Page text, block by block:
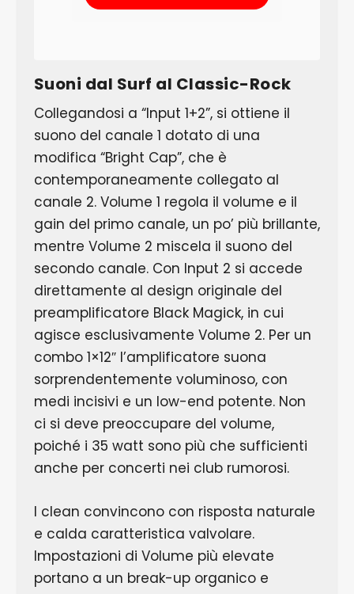
Suoni dal Surf al Classic-Rock
Collegandosi a “Input 1+2”, si ottiene il
suono del canale 1 dotato di una
modifica “Bright Cap”, che è
contemporaneamente collegato al
canale 2. Volume 1 regola il volume e il
gain del primo canale, un po’ più brillante,
mentre Volume 2 miscela il suono del
secondo canale. Con Input 2 si accede
direttamente al design originale del
preamplificatore Black Magick, in cui
agisce esclusivamente Volume 2. Per un
combo 1×12″ l’amplificatore suona
sorprendentemente voluminoso, con
medi incisivi e un low-end potente. Non
ci si deve preoccupare del volume,
poiché i 35 watt sono più che sufficienti
anche per concerti nei club rumorosi.
I clean convincono con risposta naturale
e calda caratteristica valvolare.
Impostazioni di Volume più elevate
portano a un break-up organico e